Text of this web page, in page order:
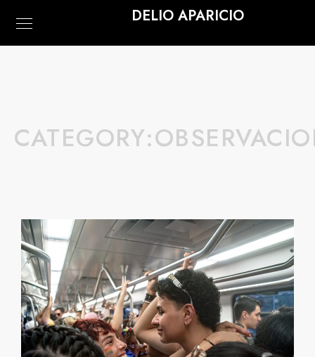
DELIO APARICIO
CATEGORY: